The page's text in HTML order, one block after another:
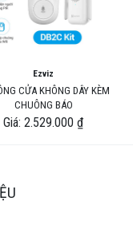
Ezviz
CỬA KHÔNG DÂY KÈM
CHUÔNG BÁO
Giá: 2.529.000 ₫